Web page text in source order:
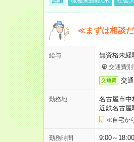
≪まずは相談だ
給与 無資格未
交通費別
交通費 交
勤務地
名古屋市中
近鉄名古屋
≪自宅か
勤務時間
9:00～